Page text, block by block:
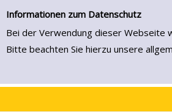
Medienportal
Informationen zum Datenschutz
Bei der Verwendung dieser Webseite
Bitte beachten Sie hierzu unsere
Zur Detailanzeige springen